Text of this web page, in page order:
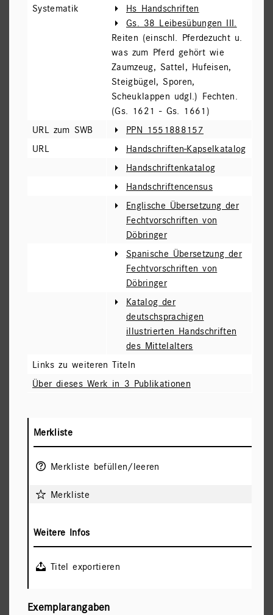
Systematik
Hs Handschriften
Gs. 38 Leibesübungen III.
Reiten (einschl. Pferdezucht u.
was zum Pferd gehört wie
Zaumzeug, Sattel, Hufeisen,
Steigbügel, Sporen,
Scheuklappen udgl.) Fechten.
(Gs. 1621 - Gs. 1661)
URL zum SWB
PPN 1551888157
URL
Handschriften-Kapselkatalog
Handschriftenkatalog
Handschriftencensus
Englische Übersetzung der
Fechtvorschriften von
Döbringer
Spanische Übersetzung der
Fechtvorschriften von
Döbringer
Katalog der
deutschsprachigen
illustrierten Handschriften
des Mittelalters
Links zu weiteren Titeln
Über dieses Werk in 3 Publikationen
Merkliste
Merkliste befüllen/leeren
Merkliste
Weitere Infos
Titel exportieren
Exemplarangaben